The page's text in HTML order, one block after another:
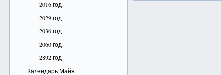
2016 год
2029 год
2036 год
2060 год
2892 год
Календарь Майя